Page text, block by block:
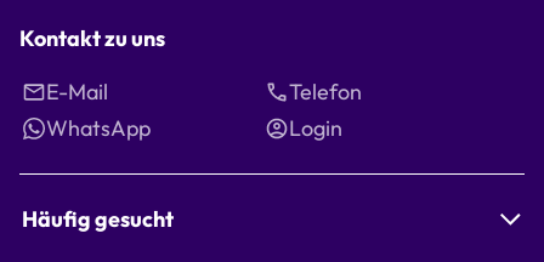
Kontakt zu uns
E-Mail
Telefon
WhatsApp
Login
Häufig gesucht